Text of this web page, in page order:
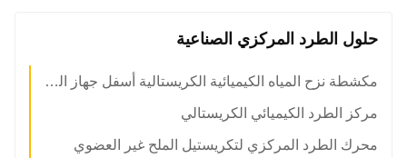
حلول الطرد المركزي الصناعية
مكشطة نزح المياه الكيميائية الكريستالية أسفل جهاز الطرد المركزي
مركز الطرد الكيميائي الكريستالي
محرك الطرد المركزي لتكريستيل الملح غير العضوي